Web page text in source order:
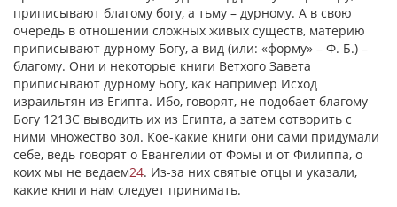
приписывают благому богу, а тьму – дурному. А в свою
очередь в отношении сложных живых существ, материю
приписывают дурному Богу, а вид (или: «форму» – Ф. Б.) –
благому. Они и некоторые книги Ветхого Завета
приписывают дурному Богу, как например Исход
израильтян из Египта. Ибо, говорят, не подобает благому
Богу 1213С выводить их из Египта, а затем сотворить с
ними множество зол. Кое-какие книги они сами придумали
себе, ведь говорят о Евангелии от Фомы и от Филиппа, о
коих мы не ведаем24. Из-за них святые отцы и указали,
какие книги нам следует принимать.